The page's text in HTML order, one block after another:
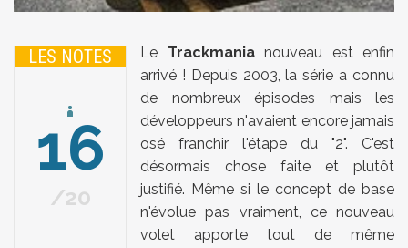
LES NOTES
16
20
Le Trackmanianouveau est enfin
arrivé ! Depuis 2003, la série a connu
de nombreux épisodes mais les
développeurs n'avaient encore jamais
osé franchir l'étape du "2". C'est
désormais chose faite et plutôt
justifié. Même si le concept de base
n'évolue pas vraiment, ce nouveau
volet apporte tout de même